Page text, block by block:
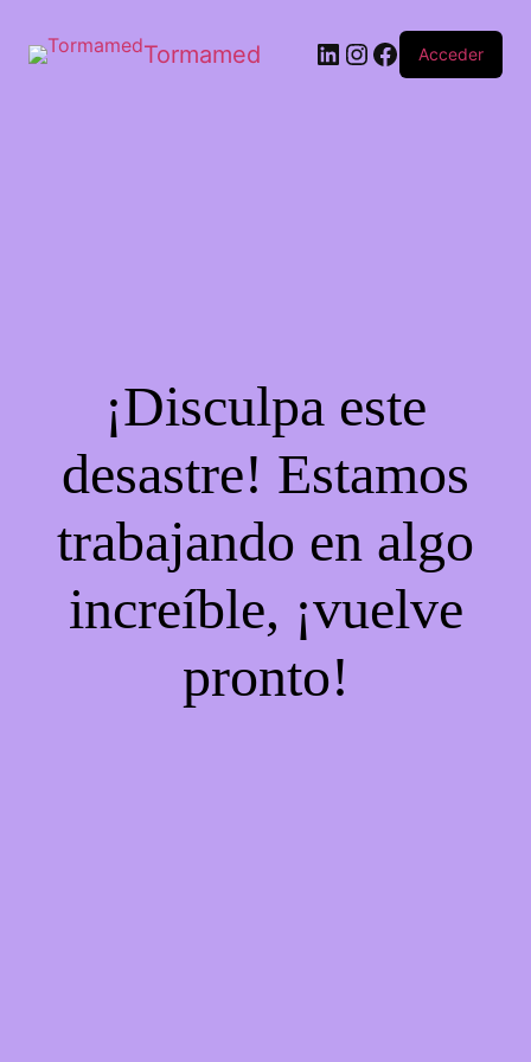
Tormamed Acceder
¡Disculpa este
desastre! Estamos
trabajando en algo
increíble, ¡vuelve
pronto!